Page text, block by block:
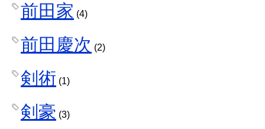
前田家 (4)
前田慶次 (2)
剣術 (1)
剣豪 (3)